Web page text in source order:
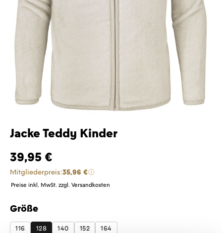
Jacke Teddy Kinder
39,95 €
Mitgliederpreis:35,96 €
Preise inkl. MwSt. zzgl. Versandkosten
Größe
auswählen
116 128 140 152 164